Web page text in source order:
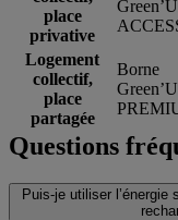
place
privative
Logement
collectif,
place
partagée
Borne
Questions
Puis-je utiliser